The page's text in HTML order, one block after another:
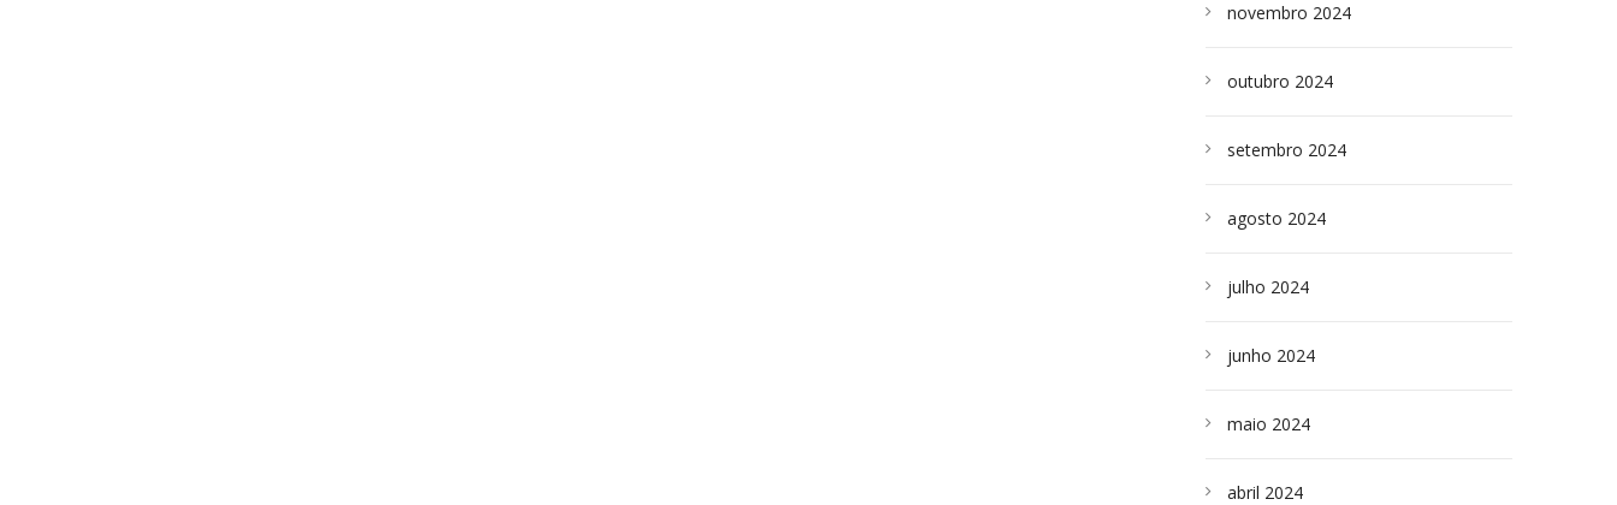
novembro 2024
outubro 2024
setembro 2024
agosto 2024
julho 2024
junho 2024
maio 2024
abril 2024